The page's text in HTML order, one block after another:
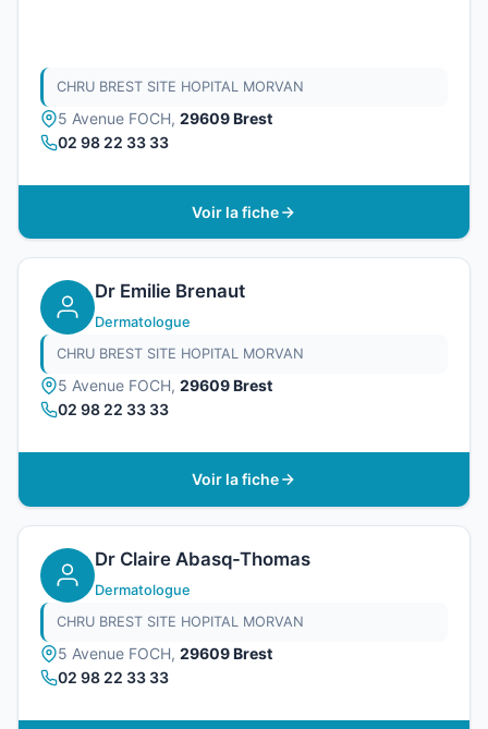
CHRU BREST SITE HOPITAL MORVAN
5 Avenue FOCH, 29609 Brest
02 98 22 33 33
Voir la fiche
Dr Emilie Brenaut
Dermatologue
CHRU BREST SITE HOPITAL MORVAN
5 Avenue FOCH, 29609 Brest
02 98 22 33 33
Voir la fiche
Dr Claire Abasq-Thomas
Dermatologue
CHRU BREST SITE HOPITAL MORVAN
5 Avenue FOCH, 29609 Brest
02 98 22 33 33